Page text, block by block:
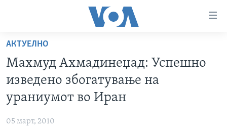
пристапност
Премини
на
главната
содржина
Премини
до
РУБРИКИ
СВЕТ
АРХИВИРАНА ПРОГРАМА
АКТУЕЛНО
Махмуд Ахмадинеџад: Успешно
изведено збогатување на
ураниумот во Иран
05 март, 2010